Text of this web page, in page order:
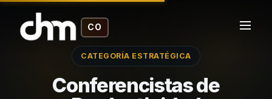
CO
CATEGORÍA ESTRATÉGICA
Conferencistas de